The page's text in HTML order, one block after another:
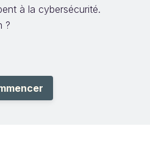
à la cybersécurité.
?